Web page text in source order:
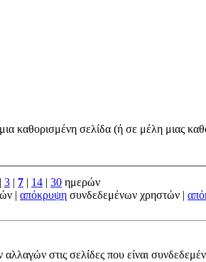
καθορισμένη σελίδα (ή σε μέλη μιας
| 3 | 7 | 14 | 30 ημερών
| απόκρυψη συνδεδεμένων χρηστών |
στις σελίδες που είναι